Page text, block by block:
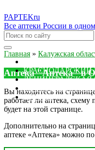
PAPTEKru
Все аптеки России в
КРАСНОДАРСКИЙ
ЛЕНИНГРАДСКАЯ
ДРУГИЕ
Главная » Калужская
Аптека "Аптека" в
Вы находитесь на
работает ли аптека,
будет на этой странице.
Дополнительно на
аптеке «Аптека» можно